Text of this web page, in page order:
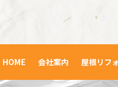
HOME 会社案内 屋根リフ